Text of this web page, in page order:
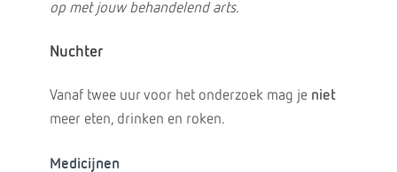
op met jouw behandelend arts.
Nuchter
Vanaf twee uur voor het onderzoek mag je niet
meer eten, drinken en roken.
Medicijnen